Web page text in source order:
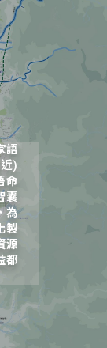
語
)
命
囊
為
製
源
都